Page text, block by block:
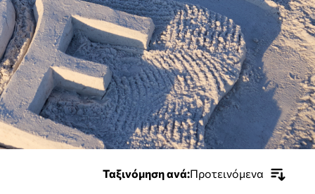
Ταξινόμηση ανά:Προτεινόμενα